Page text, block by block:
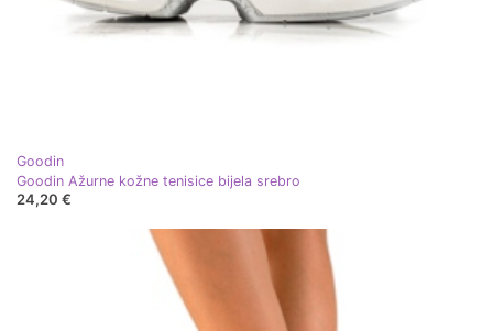
Goodin
Goodin Ažurne kožne tenisice bijela srebro
24,20 €